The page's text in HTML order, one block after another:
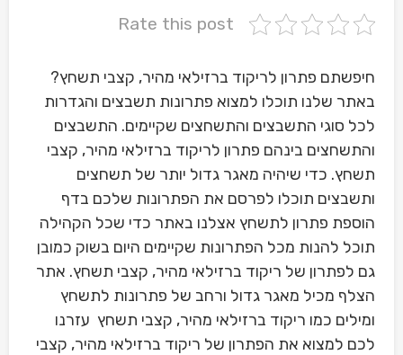
Rate this post
חיפשתם פתרון לריקוד ברזילאי מהיר, קצבי תשחץ?
באתר שלנו תוכלו למצוא פתרונות תשבצים והגדרות
לכל סוגי התשבצים והתשחצים שקיימים. התשבצים
והתשחצים בינהם פתרון לריקוד ברזילאי מהיר, קצבי
תשחץ. כדי שיהיה מאגר גדול יותר של תשחצים
ותשבצים תוכלו לפרסם את הפתרונות שלכם בדף
הוספת פתרון לתשחץ אצלנו באתר כדי שכל הקהילה
תוכל להנות מכל הפתרונות שקיימים היום בשוק כמובן
גם לפתרון של ריקוד ברזילאי מהיר, קצבי תשחץ. אתר
הצלף מכיל מאגר גדול ורחב של פתרונות לתשחץ
ומילים כמו ריקוד ברזילאי מהיר, קצבי תשחץ עזרנו
לכם למצוא את הפתרון של ריקוד ברזילאי מהיר, קצבי